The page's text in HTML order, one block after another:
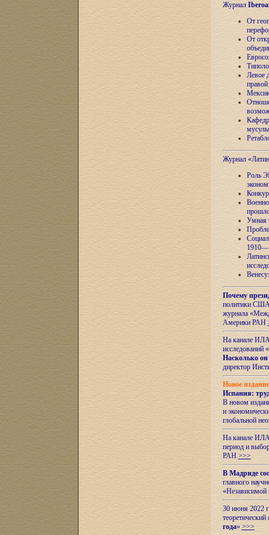
Журнал
От
От
Левое
Журнал
Роль
Умная
Почему
политики США
журнала
Америки РАН
На канале ИЛА
исследований «
Насколько он
директор
Новое
Испания:
В новом
и
глобальной
На канале
период и
РАН >>>
В Мадриде
главного
«Независимой
30 июня 2022
года» >>>